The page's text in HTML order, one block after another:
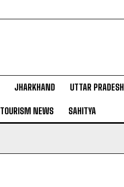
JHARKHAND UTTAR PRADESH
TOURISM NEWS SAHITYA